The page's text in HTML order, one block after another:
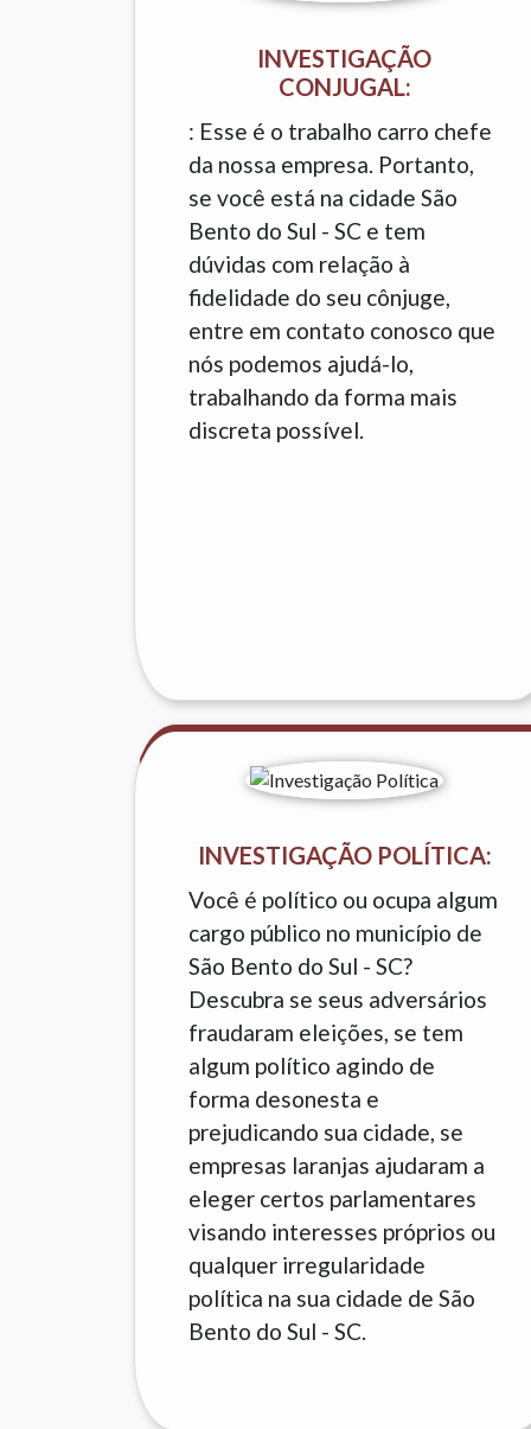
INVESTIGAÇÃO
CONJUGAL:
: Esse é o trabalho carro chefe
da nossa empresa. Portanto,
se você está na cidade São
Bento do Sul - SC e tem
dúvidas com relação à
fidelidade do seu cônjuge,
entre em contato conosco que
nós podemos ajudá-lo,
trabalhando da forma mais
discreta possível.
INVESTIGAÇÃO POLÍTICA:
Você é político ou ocupa algum
cargo público no município de
São Bento do Sul - SC?
Descubra se seus adversários
fraudaram eleições, se tem
algum político agindo de
forma desonesta e
prejudicando sua cidade, se
empresas laranjas ajudaram a
eleger certos parlamentares
visando interesses próprios ou
qualquer irregularidade
política na sua cidade de São
Bento do Sul - SC.